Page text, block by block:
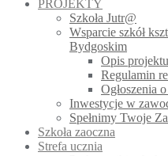
PROJEKTY
Szkoła Jutr@
Wsparcie szkół
Bydgoskim
Opis projektu
Regulamin
Ogłoszenia
Inwestycje w
Spełnimy Twoje
Szkoła zaoczna
Strefa ucznia